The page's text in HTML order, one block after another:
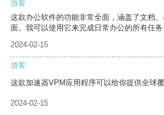
游客
这款办公软件的功能非常全面，涵盖了文档
面。我可以使用它来完成日常办公的所有任务
2024-02-15
游客
这款加速器VPM应用程序可以给你提供全球
2024-02-15